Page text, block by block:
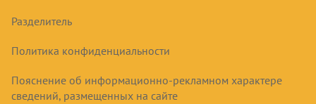
Разделитель
Политика конфиденциальности
Пояснение об информационно-рекламном характере
сведений, размещенных на сайте
ШКАФ ДЛЯ ОДЕЖДЫ LS-22 ПРАКТИК